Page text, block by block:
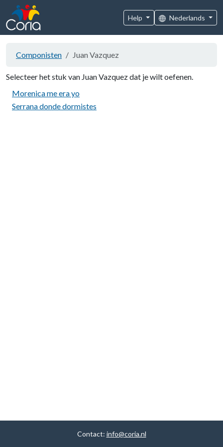
Help Nederlands
Componisten Juan Vazquez
Selecteer het stuk van Juan Vazquez dat je wilt oefenen.
Morenica me era yo
Serrana donde dormistes
Contact: info@coria.nl